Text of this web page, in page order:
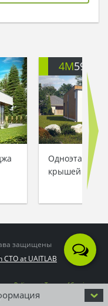
4M592G
Одноэтажный
крышей
защищены
CTO at UAITLAB
PolicyandTerms of Serviceapply